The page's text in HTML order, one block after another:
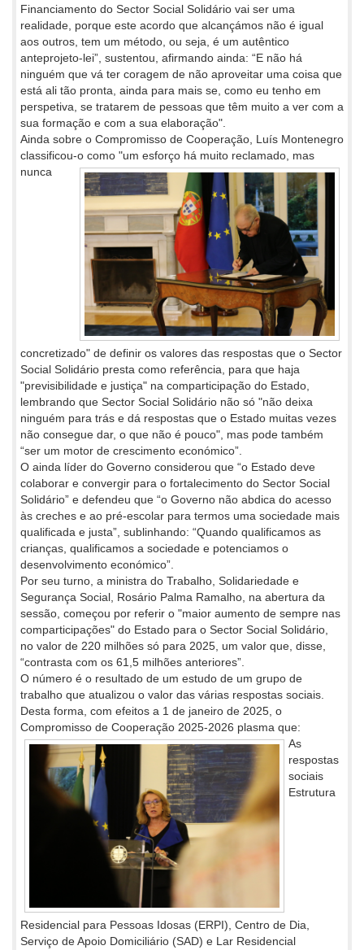
Financiamento do Sector Social Solidário vai ser uma
realidade, porque este acordo que alcançámos não é igual
aos outros, tem um método, ou seja, é um autêntico
anteprojeto-lei”, sustentou, afirmando ainda: “E não há
ninguém que vá ter coragem de não aproveitar uma coisa que
está ali tão pronta, ainda para mais se, como eu tenho em
perspetiva, se tratarem de pessoas que têm muito a ver com a
sua formação e com a sua elaboração".
Ainda sobre o Compromisso de Cooperação, Luís Montenegro
classificou-o como "um esforço há muito reclamado, mas
nunca
concretizado" de definir os valores das respostas que o Sector
Social Solidário presta como referência, para que haja
"previsibilidade e justiça" na comparticipação do Estado,
lembrando que Sector Social Solidário não só "não deixa
ninguém para trás e dá respostas que o Estado muitas vezes
não consegue dar, o que não é pouco", mas pode também
“ser um motor de crescimento económico”.
O ainda líder do Governo considerou que “o Estado deve
colaborar e convergir para o fortalecimento do Sector Social
Solidário” e defendeu que “o Governo não abdica do acesso
às creches e ao pré-escolar para termos uma sociedade mais
qualificada e justa”, sublinhando: “Quando qualificamos as
crianças, qualificamos a sociedade e potenciamos o
desenvolvimento económico”.
Por seu turno, a ministra do Trabalho, Solidariedade e
Segurança Social, Rosário Palma Ramalho, na abertura da
sessão, começou por referir o "maior aumento de sempre nas
comparticipações" do Estado para o Sector Social Solidário,
no valor de 220 milhões só para 2025, um valor que, disse,
“contrasta com os 61,5 milhões anteriores”.
O número é o resultado de um estudo de um grupo de
trabalho que atualizou o valor das várias respostas sociais.
Desta forma, com efeitos a 1 de janeiro de 2025, o
Compromisso de Cooperação 2025-2026 plasma que:
As
respostas
sociais
Estrutura
Residencial para Pessoas Idosas (ERPI), Centro de Dia,
Serviço de Apoio Domiciliário (SAD) e Lar Residencial